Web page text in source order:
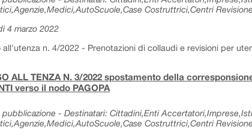
Costruttrici,Centri
4 marzo 2022
all'utenza n. 4/2022 - Prenotazioni di collaudi e revisioni per
ALL TENZA N. 3/2022 spostamento della
verso il nodo PAGOPA
pubblicazione - Destinatari: Cittadini,Enti
Costruttrici,Centri